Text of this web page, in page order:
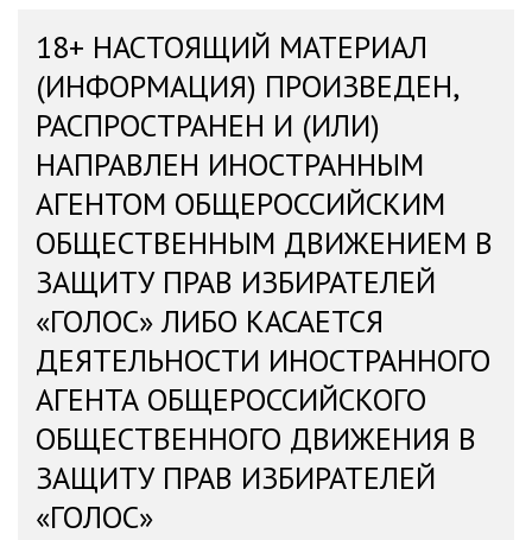
18+ НАСТОЯЩИЙ МАТЕРИАЛ
(ИНФОРМАЦИЯ) ПРОИЗВЕДЕН,
РАСПРОСТРАНЕН И (ИЛИ)
НАПРАВЛЕН ИНОСТРАННЫМ
АГЕНТОМ ОБЩЕРОССИЙСКИМ
ОБЩЕСТВЕННЫМ ДВИЖЕНИЕМ В
ЗАЩИТУ ПРАВ ИЗБИРАТЕЛЕЙ
«ГОЛОС» ЛИБО КАСАЕТСЯ
ДЕЯТЕЛЬНОСТИ ИНОСТРАННОГО
АГЕНТА ОБЩЕРОССИЙСКОГО
ОБЩЕСТВЕННОГО ДВИЖЕНИЯ В
ЗАЩИТУ ПРАВ ИЗБИРАТЕЛЕЙ
«ГОЛОС»